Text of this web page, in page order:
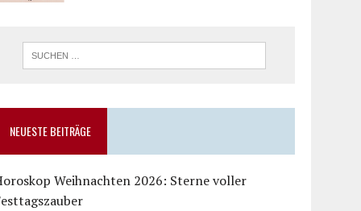
NEUESTE BEITRÄGE
Weihnachten 2026: Sterne voller